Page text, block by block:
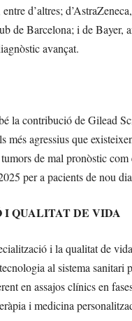
d’altres;
de Barcelona; i de Bayer,
avançat.
la contribució de Gilead
més agressius que
de mal pronòstic
per a pacients de nou
QUALITAT DE VIDA
i la qualitat de
al sistema
en assajos clínics en
i medicina